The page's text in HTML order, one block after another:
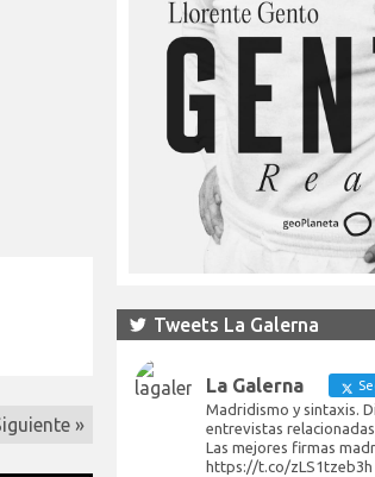
»
Tweets La Galerna
La Galerna
Madridismo y sintaxis.
entrevistas
Las mejores firmas
https://t.co/zLS1tzeb3h